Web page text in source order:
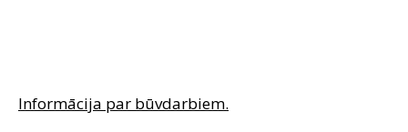
Informācija par būvdarbiem.